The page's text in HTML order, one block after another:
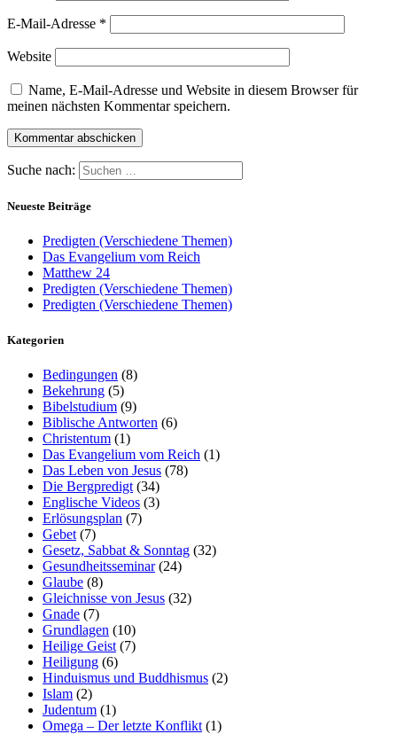
E-Mail-Adresse *
Website
Name, E-Mail-Adresse und Website in diesem Browser für
meinen nächsten Kommentar speichern.
Suche nach:
Neueste Beiträge
Predigten (Verschiedene Themen)
Das Evangelium vom Reich
Matthew 24
Predigten (Verschiedene Themen)
Predigten (Verschiedene Themen)
Kategorien
Bedingungen (8)
Bekehrung (5)
Bibelstudium (9)
Biblische Antworten (6)
Christentum (1)
Das Evangelium vom Reich (1)
Das Leben von Jesus (78)
Die Bergpredigt (34)
Englische Videos (3)
Erlösungsplan (7)
Gebet (7)
Gesetz, Sabbat & Sonntag (32)
Gesundheitsseminar(24)
Glaube (8)
Gleichnisse von Jesus (32)
Gnade (7)
Grundlagen (10)
Heilige Geist (7)
Heiligung (6)
Hinduismus und Buddhismus (2)
Islam (2)
Judentum (1)
Omega – Der letzte Konflikt (1)